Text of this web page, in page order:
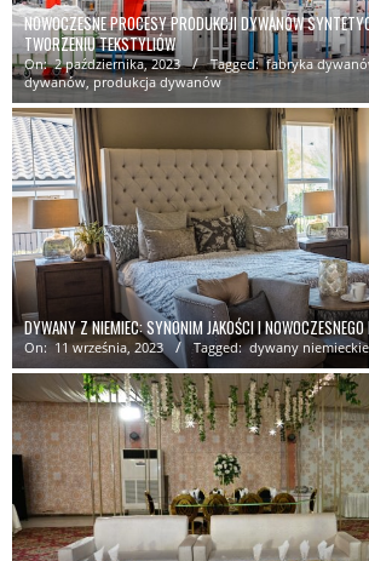
NOWOCZESNE PROCESY PRODUKCJI DYWANÓW
TWORZENIU TEKSTYLIÓW
On: 2 października, 2023 Tagged: fabryka
dywanów,produkcja dywanów
DYWANY Z NIEMIEC: SYNONIM JAKOŚCI I NOWOCZESNEGO
On: 11 września, 2023 Tagged: dywany niemieckie